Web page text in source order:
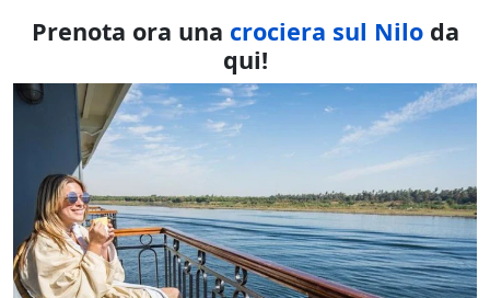
Prenota ora una crociera sul Niloda
qui!